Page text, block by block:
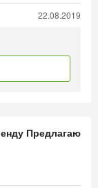
22.08.2019
Предлагаю